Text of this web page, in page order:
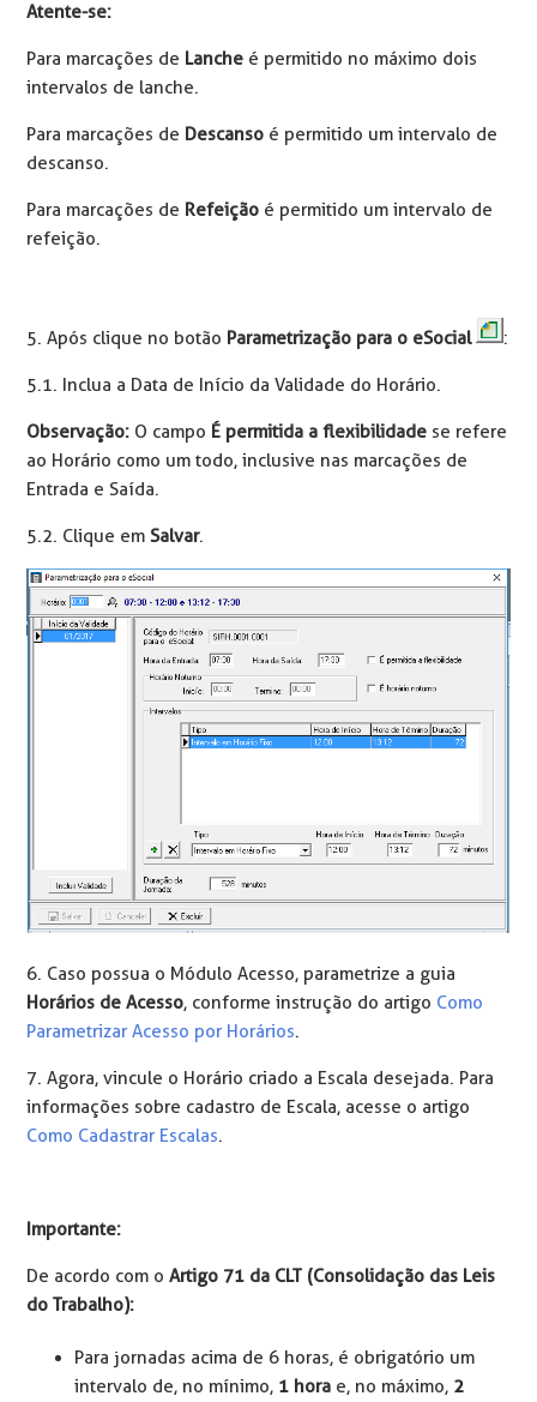
Atente-se:
Para marcações de Lanche é permitido no máximo dois
intervalos de lanche.
Para marcações de Descanso é permitido um intervalo de
descanso.
Para marcações de Refeição é permitido um intervalo de
refeição.
5. Após clique no botão Parametrização para o eSocial :
5.1. Inclua a Data de Início da Validade do Horário.
Observação: O campo É permitida a flexibilidade se refere
ao Horário como um todo, inclusive nas marcações de
Entrada e Saída.
5.2. Clique emSalvar.
6. Caso possua o Módulo Acesso, parametrize a guia
Horários de Acesso, conforme instrução do artigo Como
Parametrizar Acesso por Horários.
7. Agora, vincule o Horário criado a Escala desejada. Para
informações sobre cadastro de Escala, acesse o artigo
Como Cadastrar Escalas.
Importante:
De acordo com oArtigo 71 da CLT (Consolidação das Leis
do Trabalho):
Para jornadas acima de 6 horas, é obrigatório um
intervalo de, no mínimo, 1 hora e, no máximo, 2